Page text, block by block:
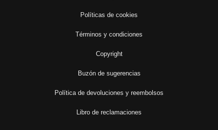
Políticas de cookies
Términos y condiciones
Copyright
Buzón de sugerencias
Política de devoluciones y reembolsos
Libro de reclamaciones